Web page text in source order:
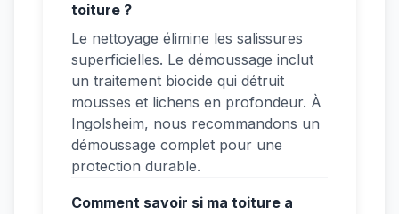
toiture ?
Le nettoyage élimine les salissures
superficielles. Le démoussage inclut
un traitement biocide qui détruit
mousses et lichens en profondeur. À
Ingolsheim, nous recommandons un
démoussage complet pour une
protection durable.
Comment savoir si ma toiture a